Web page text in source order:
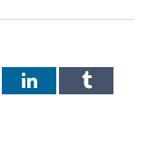
LinkedInTumblr